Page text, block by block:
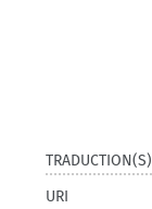
TRADUCTION(S)
URI